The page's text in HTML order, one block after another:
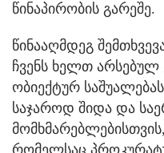
წინაპირობის გარეშე.
წინააღმდეგ
ჩვენს ხელთ
ობიექტურ
საჯაროდ შიდა და